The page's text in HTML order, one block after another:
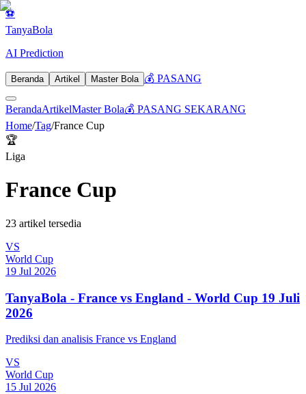
⚽
TanyaBola
AI Prediction
Beranda Artikel Master Bola 💰 PASANG
BerandaArtikelMaster Bola💰 PASANG SEKARANG
Home/Tag/France Cup
🏆
Liga
France Cup
23 artikel tersedia
VS
World Cup
19 Jul 2026
TanyaBola - France vs England - World Cup 19 Juli
2026
Prediksi dan analisis France vs England
VS
World Cup
15 Jul 2026